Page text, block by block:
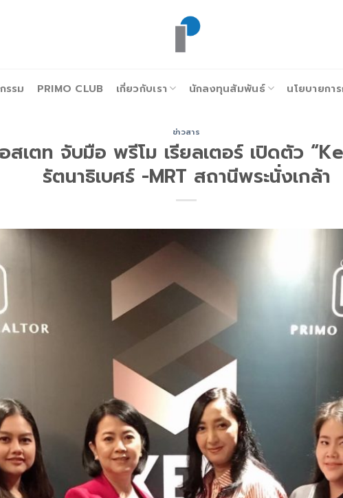
รรม PRIMO CLUB เกี่ยวกับเรา นักลงทุนสัมพันธ์ นโยบายกา
ข่าวสาร
อสเตท จับมือ พรีโม เรียลเตอร์ เปิดตัว
รัตนาธิเบศร์ -MRT สถานีพระนั่งเกล้า